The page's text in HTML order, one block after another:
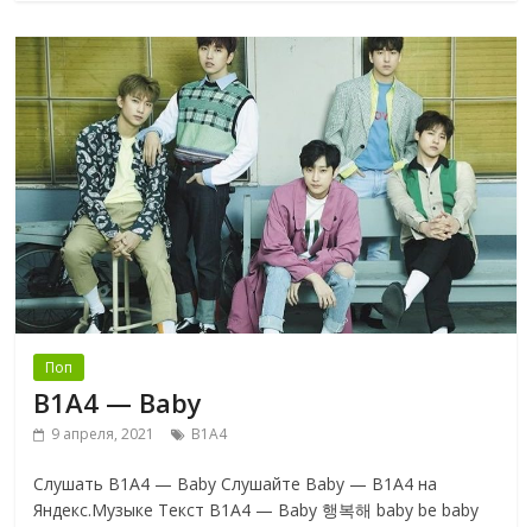
Поп
B1A4 — Baby
9 апреля, 2021 B1A4
Слушать B1A4 — Baby Слушайте Baby — B1A4 на
Яндекс.Музыке Текст B1A4 — Baby 행복해 baby be baby